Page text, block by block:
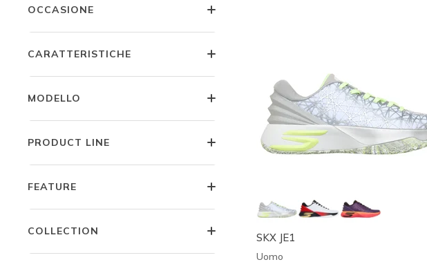
OCCASIONE
CARATTERISTICHE
MODELLO
PRODUCT LINE
FEATURE
COLLECTION SKX JE1
Uomo